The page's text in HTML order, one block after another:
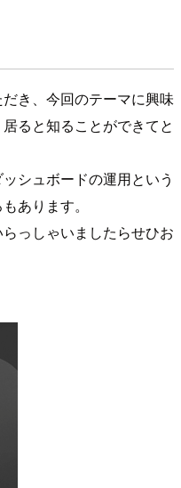
き、今回のテーマに興味
ると知ることができてと
シュボードの運用という
あります。
っしゃいましたらせひお